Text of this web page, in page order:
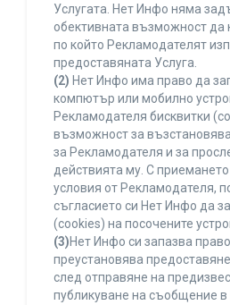
Услугата. Нет Инфо няма
обективната възможност да
по който Рекламодателят
предоставяната Услуга.
(2) Нет Инфо има право да
компютър или мобилно
Рекламодателя бисквитки
възможност за
за Рекламодателя и за
действията му. С
условия от Рекламодателя,
съгласието си Нет Инфо да
(cookies) на посочените
(3)Нет Инфо си запазва
преустановява
след отправяне на
публикуване на съобщение в